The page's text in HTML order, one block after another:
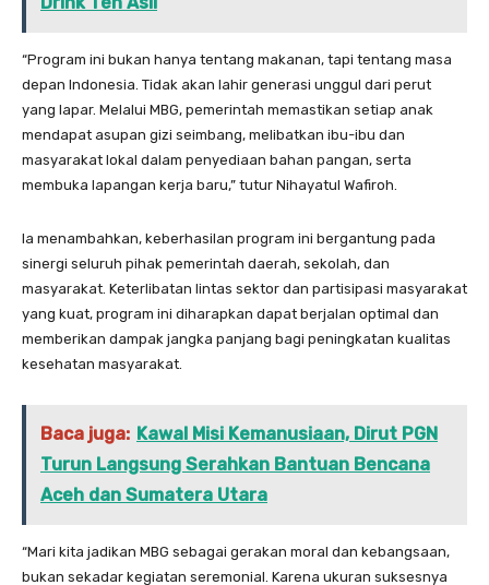
“Program ini bukan hanya tentang makanan, tapi tentang masa
depan Indonesia. Tidak akan lahir generasi unggul dari perut
yang lapar. Melalui MBG, pemerintah memastikan setiap anak
mendapat asupan gizi seimbang, melibatkan ibu-ibu dan
masyarakat lokal dalam penyediaan bahan pangan, serta
membuka lapangan kerja baru,” tutur Nihayatul Wafiroh.
Ia menambahkan, keberhasilan program ini bergantung pada
sinergi seluruh pihak pemerintah daerah, sekolah, dan
masyarakat. Keterlibatan lintas sektor dan partisipasi masyarakat
yang kuat, program ini diharapkan dapat berjalan optimal dan
memberikan dampak jangka panjang bagi peningkatan kualitas
kesehatan masyarakat.
Baca juga: Kawal Misi Kemanusiaan, Dirut PGN
Turun Langsung Serahkan Bantuan Bencana
Aceh dan Sumatera Utara
“Mari kita jadikan MBG sebagai gerakan moral dan kebangsaan,
bukan sekadar kegiatan seremonial. Karena ukuran suksesnya